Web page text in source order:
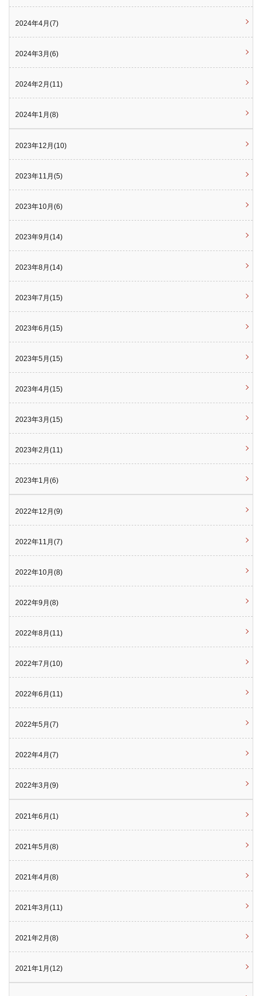
2024年4月(7)
2024年3月(6)
2024年2月(11)
2024年1月(8)
2023年12月(10)
2023年11月(5)
2023年10月(6)
2023年9月(14)
2023年8月(14)
2023年7月(15)
2023年6月(15)
2023年5月(15)
2023年4月(15)
2023年3月(15)
2023年2月(11)
2023年1月(6)
2022年12月(9)
2022年11月(7)
2022年10月(8)
2022年9月(8)
2022年8月(11)
2022年7月(10)
2022年6月(11)
2022年5月(7)
2022年4月(7)
2022年3月(9)
2021年6月(1)
2021年5月(8)
2021年4月(8)
2021年3月(11)
2021年2月(8)
2021年1月(12)